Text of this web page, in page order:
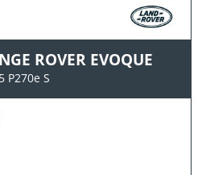
ROVER EVOQUE
P270e S